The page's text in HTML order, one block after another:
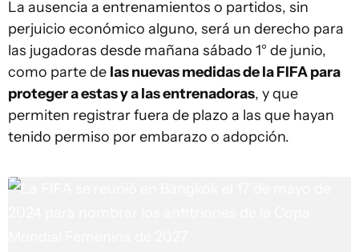
La ausencia a entrenamientos o partidos, sin
perjuicio económico alguno, será un derecho para
las jugadoras desde mañana sábado 1° de junio,
como parte de las nuevas medidas de la FIFA para
proteger a estas y a las entrenadoras, y que
permiten registrar fuera de plazo a las que hayan
tenido permiso por embarazo o adopción.